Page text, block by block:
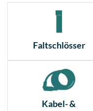
Faltschlösser
Kabel- &